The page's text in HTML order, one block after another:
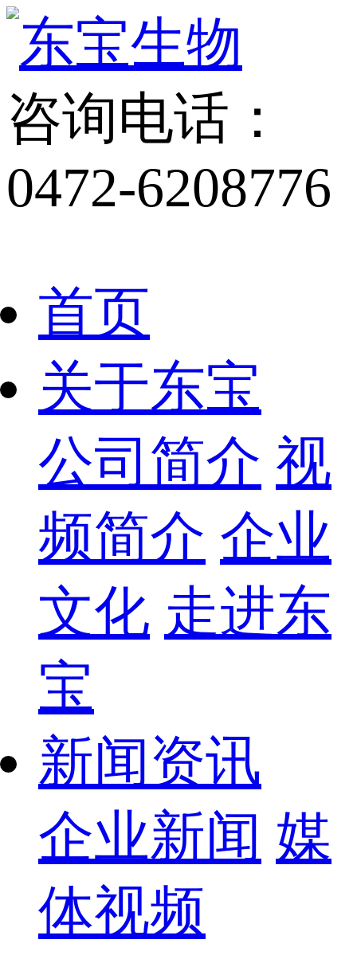
咨询电话：
0472-6208776
首页
关于东宝
公司简介 视
频简介 企业
文化 走进东
宝
新闻资讯
企业新闻 媒
体视频